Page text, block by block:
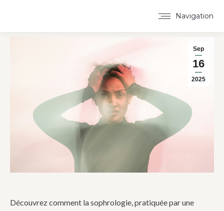
Navigation
Sep
16
2025
Découvrez comment la sophrologie, pratiquée par une